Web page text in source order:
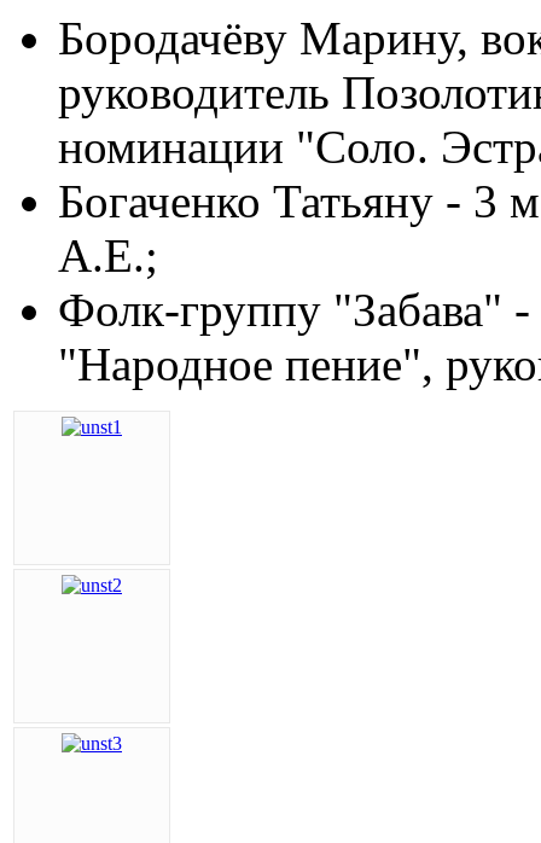
Бородачёву Марину,
руководитель
номинации "Соло.
Богаченко Татьяну - 3
А.Е.;
Фолк-группу "Забава"
"Народное пение",